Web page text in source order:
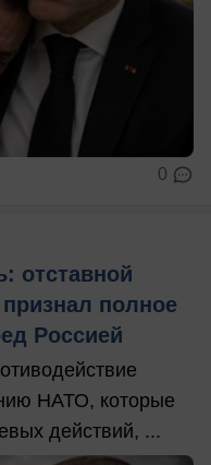
0
отставной
полное
Россией
НАТО, которые
действий, ...